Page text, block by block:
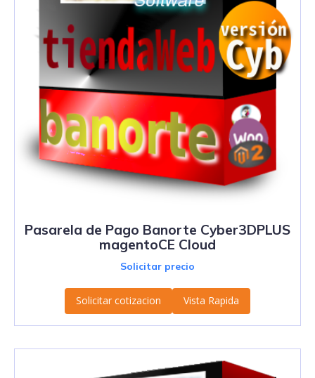
Pasarela de Pago Banorte Cyber3DPLUS
magentoCE Cloud
Solicitar precio
Solicitar cotizacion Vista Rapida